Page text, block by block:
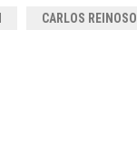
CARLOS REINOSO